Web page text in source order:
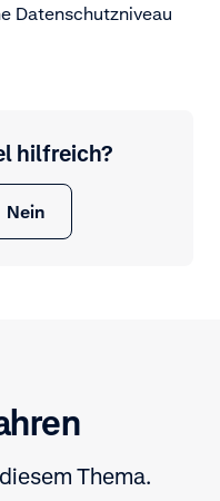
Datenschutzniveau
hilfreich?
Nein
Thema.